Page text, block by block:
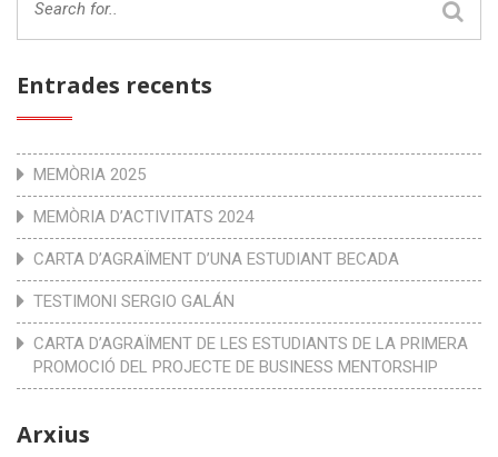
Entrades recents
MEMÒRIA 2025
MEMÒRIA D’ACTIVITATS 2024
CARTA D’AGRAÏMENT D’UNA ESTUDIANT BECADA
TESTIMONI SERGIO GALÁN
CARTA D’AGRAÏMENT DE LES ESTUDIANTS DE LA PRIMERA
PROMOCIÓ DEL PROJECTE DE BUSINESS MENTORSHIP
Arxius